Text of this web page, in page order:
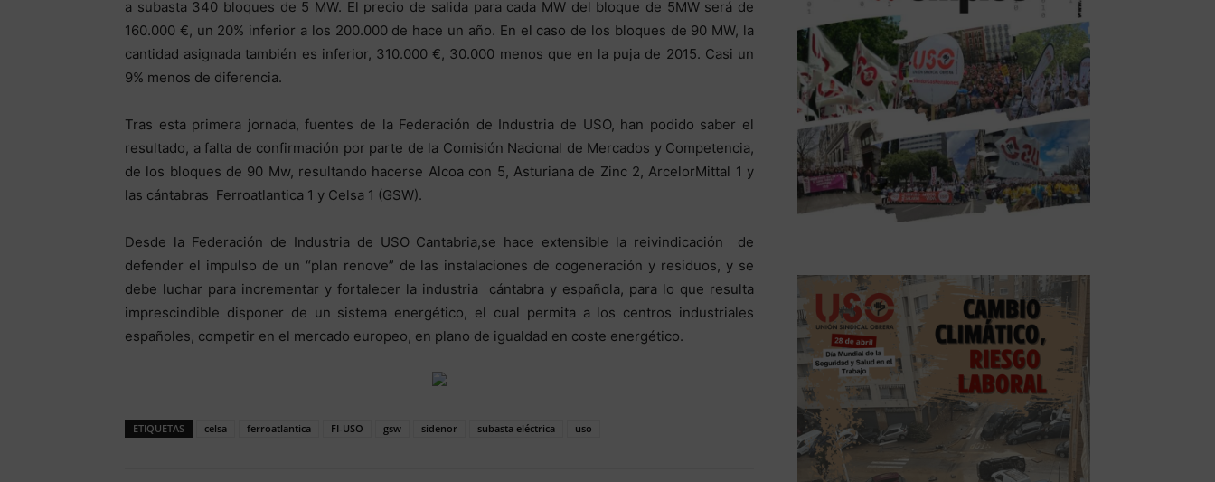
a subasta 340 bloques de 5 MW. El precio de salida para cada MW del bloque de 5MW será de
160.000 €, un 20% inferior a los 200.000 de hace un año. En el caso de los bloques de 90 MW, la
cantidad asignada también es inferior, 310.000 €, 30.000 menos que en la puja de 2015. Casi un
9% menos de diferencia.
Tras esta primera jornada, fuentes de la Federación de Industria de USO, han podido saber el
resultado, a falta de confirmación por parte de la Comisión Nacional de Mercados y Competencia,
de los bloques de 90 Mw, resultando hacerse Alcoa con 5, Asturiana de Zinc 2, ArcelorMittal 1 y
las cántabras Ferroatlantica 1 y Celsa 1 (GSW).
Desde la Federación de Industria de USO Cantabria,se hace extensible la reivindicación de
defender el impulso de un “plan renove” de las instalaciones de cogeneración y residuos, y se
debe luchar para incrementar y fortalecer la industria cántabra y española, para lo que resulta
imprescindible disponer de un sistema energético, el cual permita a los centros industriales
españoles, competir en el mercado europeo, en plano de igualdad en coste energético.
ETIQUETAS celsa ferroatlantica FI-USO gsw sidenor subasta eléctrica uso